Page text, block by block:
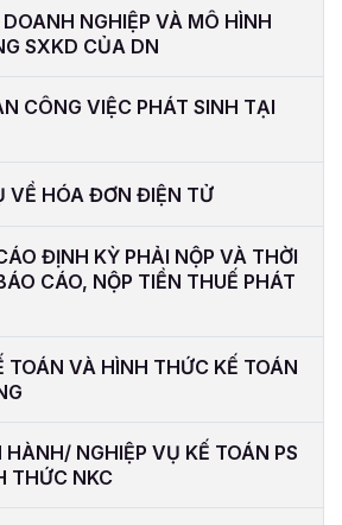
NGHIỆP VÀ MÔ HÌNH
SXKD CỦA DN
CÔNG VIỆC PHÁT SINH TẠI
VỀ HÓA ĐƠN ĐIỆN TỬ
ĐỊNH KỲ PHẢI NỘP VÀ THỜI
CÁO, NỘP TIỀN THUẾ PHÁT
TOÁN VÀ HÌNH THỨC KẾ TOÁN
HÀNH/ NGHIỆP VỤ KẾ TOÁN PS
THỨC NKC